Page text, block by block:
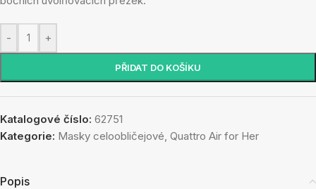
- +
PŘIDAT DO KOŠÍKU
Katalogové číslo: 62751
Kategorie: Masky celoobličejové Quattro Air for Her
Popis